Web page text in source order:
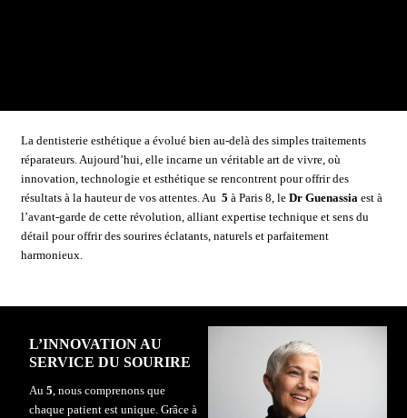
La dentisterie esthétiquea évolué bien au-delà des simples traitements
réparateurs. Aujourd’hui, elle incarne un véritable art de vivre, où
innovation, technologie et esthétiquese rencontrent pour offrir des
résultats à la hauteur de vos attentes. Au 5 à Paris 8, le Dr Guenassiaest à
l’avant-garde de cette révolution, alliant expertise technique et sens du
détail pour offrir des sourires éclatants, naturels et parfaitement
harmonieux.
L’INNOVATION AU
SERVICE DU SOURIRE
Au 5, nous comprenons que
chaque patient est unique. Grâce à